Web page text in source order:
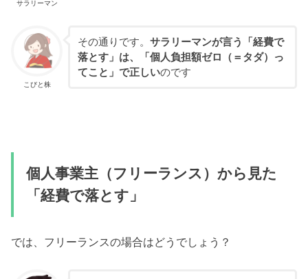
サラリーマン
こびと株
その通りです。 サラリーマンが言う「経費で
落とす」は、「個人負担額ゼロ（＝タダ）っ
てこと」で正しいのです
個人事業主（フリーランス）から見た
「経費で落とす」
では、フリーランスの場合はどうでしょう？